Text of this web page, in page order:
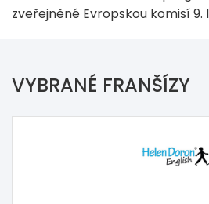
zveřejněné Evropskou komisí 9.
VYBRANÉ FRANŠÍZY